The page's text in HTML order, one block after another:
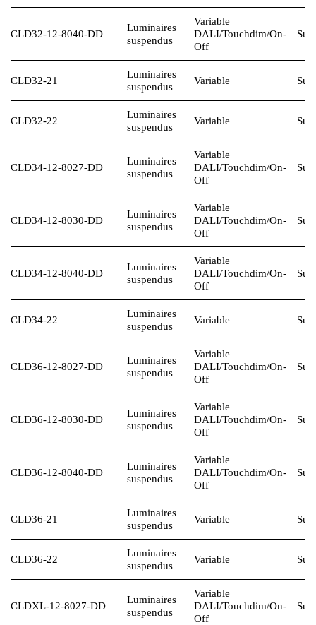
CLD32-12-8040-DD
Luminaires
suspendus
Variable
DALI/Touchdim/On-
Off
Sur
CLD32-21
Luminaires
suspendus
Variable Sur
CLD32-22
Luminaires
suspendus
Variable Sur
CLD34-12-8027-DD
Luminaires
suspendus
Variable
DALI/Touchdim/On-
Off
Sur
CLD34-12-8030-DD
Luminaires
suspendus
Variable
DALI/Touchdim/On-
Off
Sur
CLD34-12-8040-DD
Luminaires
suspendus
Variable
DALI/Touchdim/On-
Off
Sur
CLD34-22
Luminaires
suspendus
Variable Sur
CLD36-12-8027-DD
Luminaires
suspendus
Variable
DALI/Touchdim/On-
Off
Sur
CLD36-12-8030-DD
Luminaires
suspendus
Variable
DALI/Touchdim/On-
Off
Sur
CLD36-12-8040-DD
Luminaires
suspendus
Variable
DALI/Touchdim/On-
Off
Sur
CLD36-21
Luminaires
suspendus
Variable Sur
CLD36-22
Luminaires
suspendus
Variable Sur
CLDXL-12-8027-DD
Luminaires
suspendus
Variable
DALI/Touchdim/On-
Off
Sur